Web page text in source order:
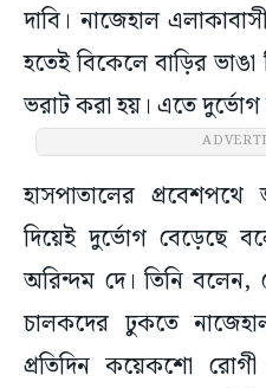
দাবি। নাজেহাল
হতেই বিকেলে বাড়ির ভাঙা
ভরাট করা হয়। এতে
হাসপাতালের
দিয়েই দুর্ভোগ বেড়েছে
অরিন্দম দে। তিনি বলেন,
চালকদের ঢুকতে
প্রতিদিন কয়েকশো